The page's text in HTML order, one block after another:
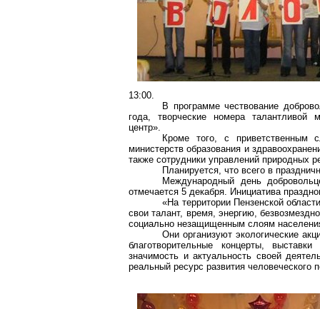
13:00.
В программе чествование
года, творческие номера талантливой
центр».
Кроме того, с приветственным
министерств образования и
также сотрудники управлений природных
Планируется, что всего в
Международный день
отмечается 5 декабря. Инициатива
«На территории Пензенской
свои талант, время, энергию,
социально незащищенным слоям
Они организуют экологические
благотворительные концерты,
значимость и актуальность своей
реальный ресурс развития человеческого